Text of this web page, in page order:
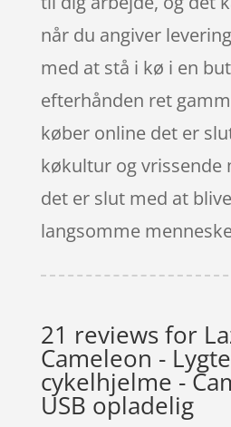
når du angiver
med at stå i kø i en
efterhånden ret
køber online det er
køkultur og vrissende
det er slut med at
langsomme
21 reviews for
Cameleon -
cykelhjelme -
USB opladelig